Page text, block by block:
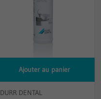
Ajouter au panier
DURR DENTAL